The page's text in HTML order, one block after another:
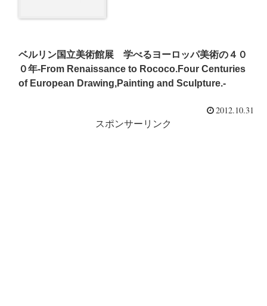
ベルリン国立美術館展 学べるヨーロッパ美術の４０
０年-From Renaissance to Rococo.Four Centuries
of European Drawing,Painting and Sculpture.-
2012.10.31
スポンサーリンク